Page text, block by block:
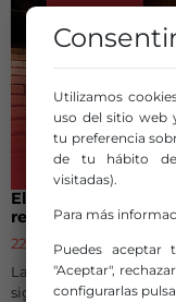
El Gobierno
refuerza los
22 de julio de 2026
Las organizaciones
significativo.
Utilizamos
uso del sitio web
tu preferencia
de tu hábito de
visitadas).
Para más
Puedes aceptar
"Aceptar",
configurarlas